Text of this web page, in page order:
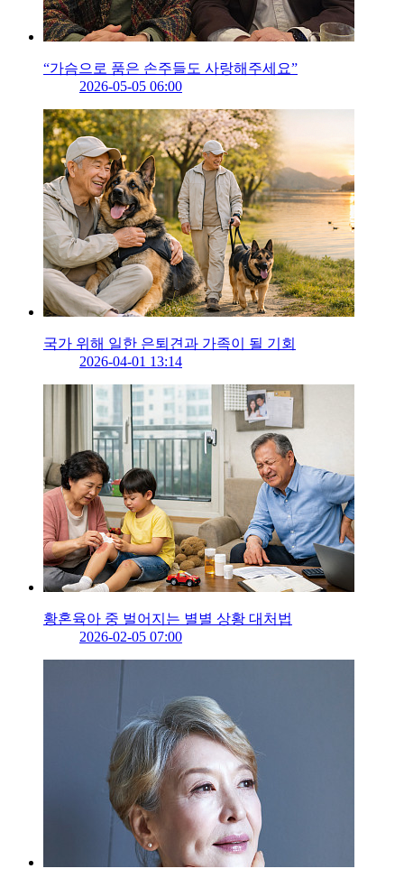
“가슴으로 품은 손주들도 사랑해주세요”
2026-05-05 06:00
국가 위해 일한 은퇴견과 가족이 될 기회
2026-04-01 13:14
황혼육아 중 벌어지는 별별 상황 대처법
2026-02-05 07:00